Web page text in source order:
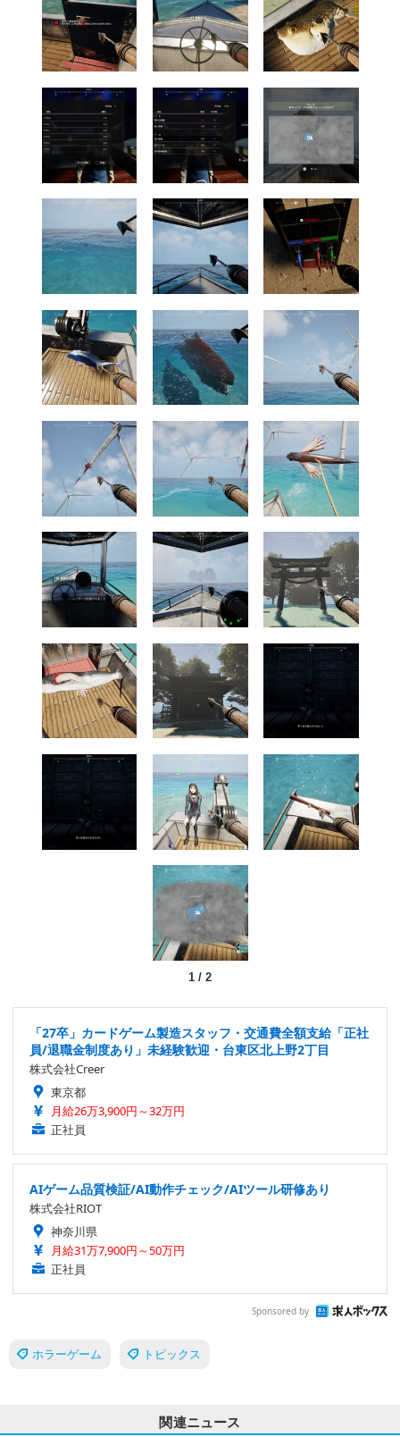
1/ 2
「27卒」カードゲーム製造スタッフ・交通費全額支給「正社
員/退職金制度あり」未経験歓迎・台東区北上野2丁目
株式会社Creer
東京都
月給26万3,900円～32万円
正社員
AIゲーム品質検証/AI動作チェック/AIツール研修あり
株式会社RIOT
神奈川県
月給31万7,900円～50万円
正社員
Sponsored by
ホラーゲーム トピックス
関連ニュース